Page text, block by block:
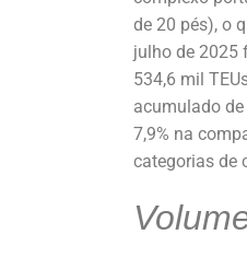
de 20 pés), o
julho de 2025
534,6 mil
acumulado
7,9% na
categorias de